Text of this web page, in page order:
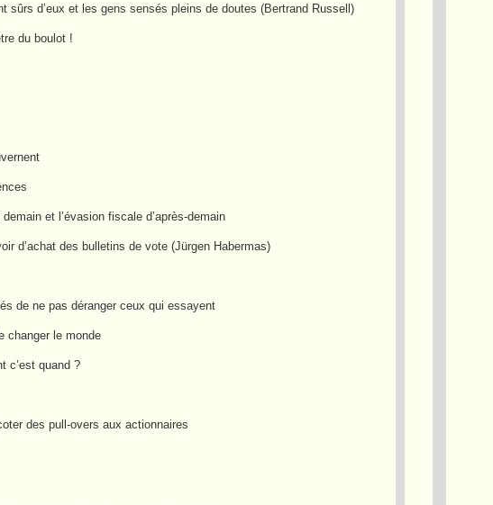
sûrs d’eux et les gens sensés pleins de doutes (Bertrand Russell)
du boulot !
et l’évasion fiscale d’après-demain
d’achat des bulletins de vote (Jürgen Habermas)
de ne pas déranger ceux qui essayent
changer le monde
c’est quand ?
des pull-overs aux actionnaires